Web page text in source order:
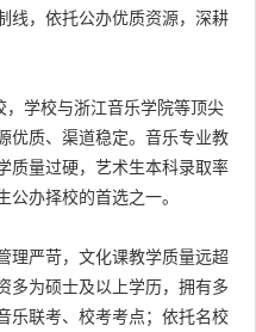
线，依托公办优质资源，深耕
学校与浙江音乐学院等顶尖
优质、渠道稳定。音乐专业教
质量过硬，艺术生本科录取率
办择校的首选之一。
理严苛，文化课教学质量远超
多为硕士及以上学历，拥有多
乐联考、校考考点；依托名校